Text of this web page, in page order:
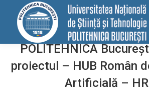
conținut
POLITEHNICA
proiectul – HUB Român
Artificială –